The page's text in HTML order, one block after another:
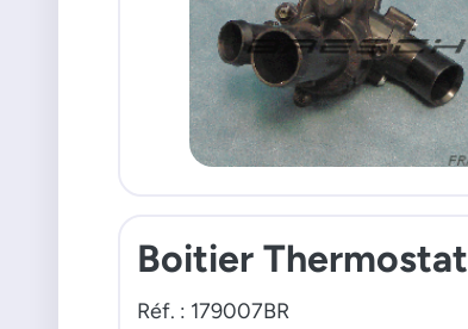
Boitier Thermostat
Réf. : 179007BR